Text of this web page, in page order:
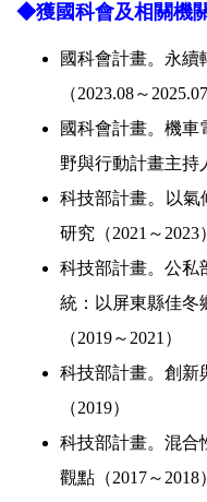
◆獲國科會及相關機
國科會計畫。永續
（2023.08～ 2025.07
國科會計畫。機車
野與行動計畫主持
科技部計畫。
以氣
研究（2021～2023）
科技部計畫。公私
統：以屏東縣佳冬
（2019～2021）
科技部計畫。創新
（2019）
科技部計畫。混合
觀點（2017～2018）